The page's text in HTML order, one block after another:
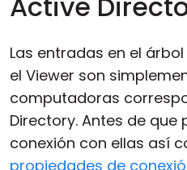
Las entradas en el
el Viewer son
computadoras
Directory. Antes de
conexión con ellas así
propiedades de